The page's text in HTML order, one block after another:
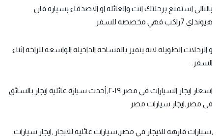
بالتالي استمتع برحلتك انت والعائله او الاصدقاء بسياره فان
هيونداي 7راكب فهي مخصصه للسفر
و الرحلات الطويله لانه يتميز بالمساحه الداخيله الواسعه للراحه اثناء
السفر.
اسعار ايجار السيارات في مصر ٢٠١٩,أحدث سيارة عائلية ايجار بالسائق
في مصر,ايجار سيارات مصر
,سيارات فارهة للايجار في مصر,سيارات عائلية للايجار ,ايجار سيارات